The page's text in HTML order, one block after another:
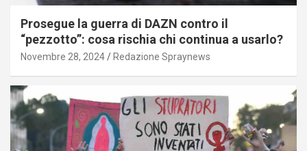
Prosegue la guerra di DAZN contro il
“pezzotto”: cosa rischia chi continua a usarlo?
Novembre 28, 2024 Redazione Spraynews